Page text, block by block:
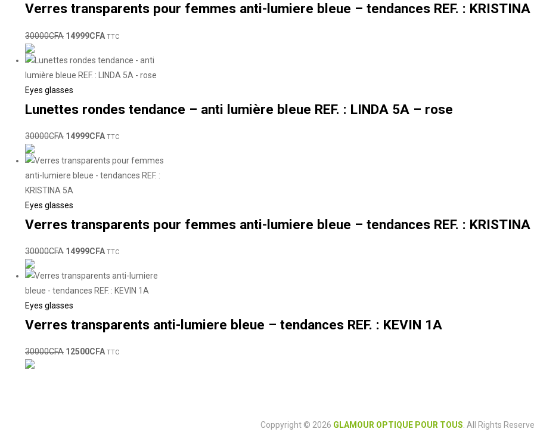
Verres transparents pour femmes anti-lumiere bleue – tendances REF. : KRISTINA
30000CFA 14999CFA TTC
Eyes glasses
Lunettes rondes tendance – anti lumière bleue REF. : LINDA 5A – rose
30000CFA 14999CFA TTC
Eyes glasses
Verres transparents pour femmes anti-lumiere bleue – tendances REF. : KRISTINA
30000CFA 14999CFA TTC
Eyes glasses
Verres transparents anti-lumiere bleue – tendances REF. : KEVIN 1A
30000CFA 12500CFA TTC
Coppyright © 2026 GLAMOUR OPTIQUE POUR TOUS . All Rights